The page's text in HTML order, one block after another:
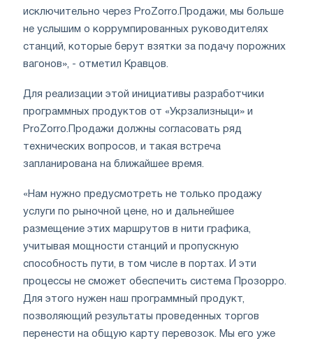
исключительно через ProZorro.Продажи, мы больше
не услышим о коррумпированных руководителях
станций, которые берут взятки за подачу порожних
вагонов», - отметил Кравцов.
Для реализации этой инициативы разработчики
программных продуктов от «Укрзализныци» и
ProZorro.Продажи должны согласовать ряд
технических вопросов, и такая встреча
запланирована на ближайшее время.
«Нам нужно предусмотреть не только продажу
услуги по рыночной цене, но и дальнейшее
размещение этих маршрутов в нити графика,
учитывая мощности станций и пропускную
способность пути, в том числе в портах. И эти
процессы не сможет обеспечить система Прозорро.
Для этого нужен наш программный продукт,
позволяющий результаты проведенных торгов
перенести на общую карту перевозок. Мы его уже